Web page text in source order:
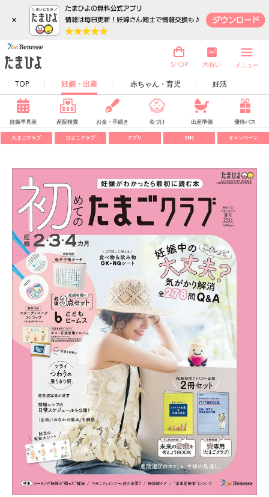
×
TOP 妊娠・出産 赤ちゃん・育児 妊活
SHOP 内祝い メニュー
妊娠早見表 産院検索 お金・手続き 名づけ 出産準備 優待パス
たまごクラブ ひよこクラブ アプリ SNS キャンペーン